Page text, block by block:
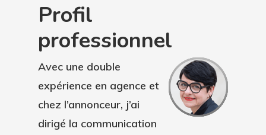
Profil
professionnel
Avec une double
expérience en agence et
chez l’annonceur, j’ai
dirigé la communication